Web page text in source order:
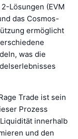
Lösungen (EVM
das Cosmos-
ermöglicht
was die
Trade ist sein
Prozess
innerhalb
und den